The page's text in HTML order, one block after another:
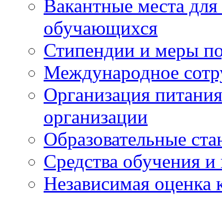
Вакантные места
обучающихся
Стипендии и меры
Международное
Организация
организации
Образовательные
Средства обучения и
Независимая оценка